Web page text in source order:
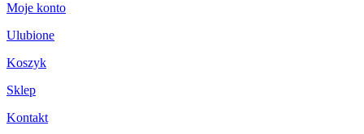
Moje konto
Ulubione
Koszyk
Sklep
Kontakt